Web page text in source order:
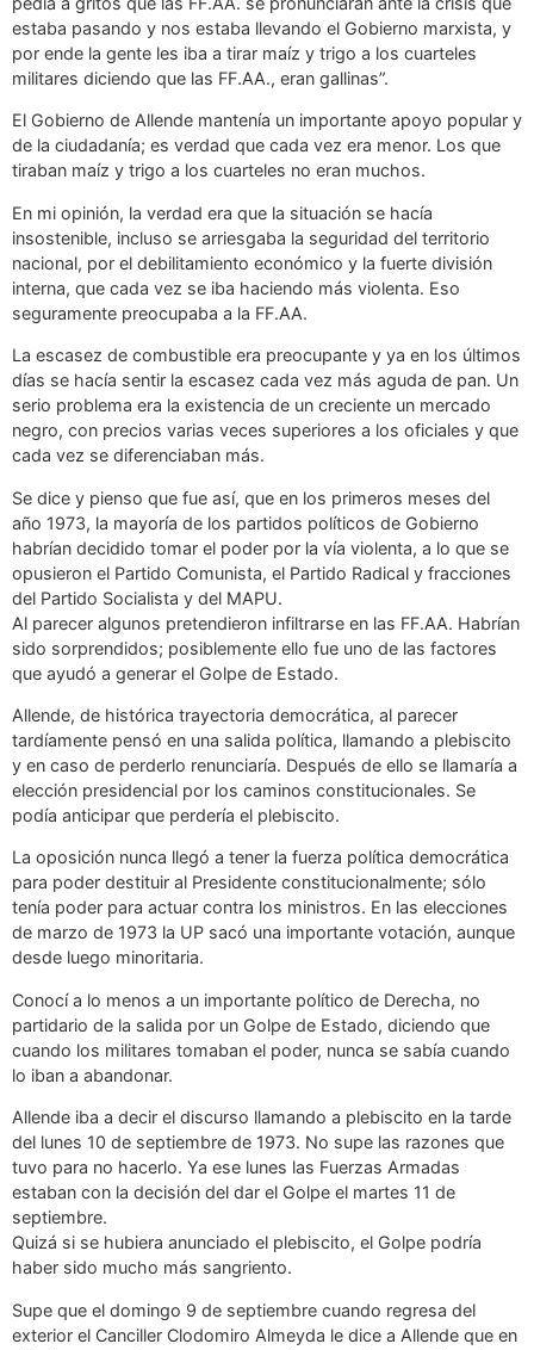
estaba pasando y nos estaba llevando el Gobierno marxista, y
por ende la gente les iba a tirar maíz y trigo a los cuarteles
militares diciendo que las FF.AA., eran gallinas”.
El Gobierno de Allende mantenía un importante apoyo popular y
de la ciudadanía; es verdad que cada vez era menor. Los que
tiraban maíz y trigo a los cuarteles no eran muchos.
En mi opinión, la verdad era que la situación se hacía
insostenible, incluso se arriesgaba la seguridad del territorio
nacional, por el debilitamiento económico y la fuerte división
interna, que cada vez se iba haciendo más violenta. Eso
seguramente preocupaba a la FF.AA.
La escasez de combustible era preocupante y ya en los últimos
días se hacía sentir la escasez cada vez más aguda de pan. Un
serio problema era la existencia de un creciente un mercado
negro, con precios varias veces superiores a los oficiales y que
cada vez se diferenciaban más.
Se dice y pienso que fue así, que en los primeros meses del
año 1973, la mayoría de los partidos políticos de Gobierno
habrían decidido tomar el poder por la vía violenta, a lo que se
opusieron el Partido Comunista, el Partido Radical y fracciones
del Partido Socialista y del MAPU.
Al parecer algunos pretendieron infiltrarse en las FF.AA. Habrían
sido sorprendidos; posiblemente ello fue uno de las factores
que ayudó a generar el Golpe de Estado.
Allende, de histórica trayectoria democrática, al parecer
tardíamente pensó en una salida política, llamando a plebiscito
y en caso de perderlo renunciaría. Después de ello se llamaría a
elección presidencial por los caminos constitucionales. Se
podía anticipar que perdería el plebiscito.
La oposición nunca llegó a tener la fuerza política democrática
para poder destituir al Presidente constitucionalmente; sólo
tenía poder para actuar contra los ministros. En las elecciones
de marzo de 1973 la UP sacó una importante votación, aunque
desde luego minoritaria.
Conocí a lo menos a un importante político de Derecha, no
partidario de la salida por un Golpe de Estado, diciendo que
cuando los militares tomaban el poder, nunca se sabía cuando
lo iban a abandonar.
Allende iba a decir el discurso llamando a plebiscito en la tarde
del lunes 10 de septiembre de 1973. No supe las razones que
tuvo para no hacerlo. Ya ese lunes las Fuerzas Armadas
estaban con la decisión del dar el Golpe el martes 11 de
septiembre.
Quizá si se hubiera anunciado el plebiscito, el Golpe podría
haber sido mucho más sangriento.
Supe que el domingo 9 de septiembre cuando regresa del
exterior el Canciller Clodomiro Almeyda le dice a Allende que en